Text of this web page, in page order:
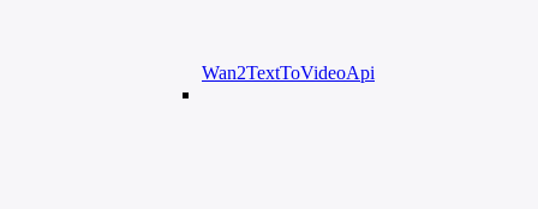
Wan2TextToVideoApi